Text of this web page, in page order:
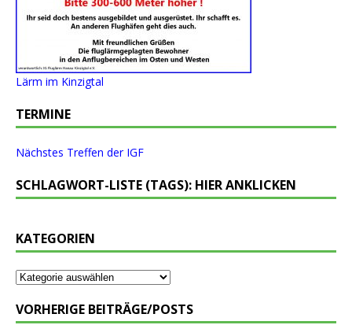
Lärm im Kinzigtal
TERMINE
Nächstes Treffen der IGF
SCHLAGWORT-LISTE (TAGS): HIER ANKLICKEN
KATEGORIEN
VORHERIGE BEITRÄGE/POSTS